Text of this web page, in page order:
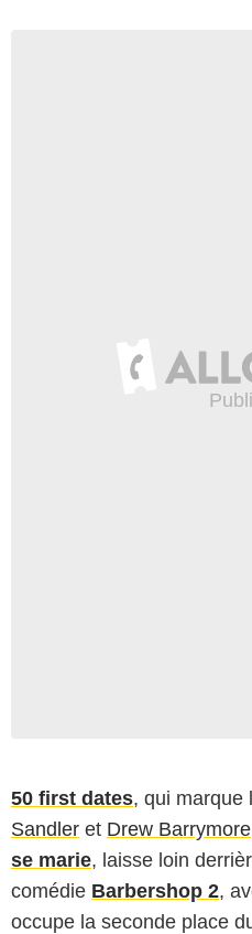
50 first dates, qui marque
Sandler et Drew Barrymore
se marie, laisse loin
comédie Barbershop 2,
occupe la seconde place